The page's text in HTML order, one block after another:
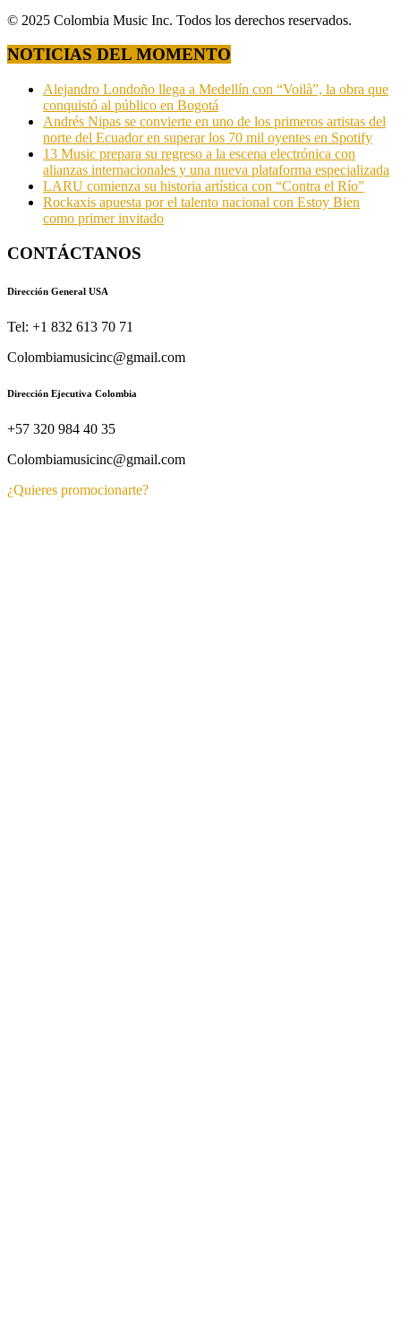
© 2025 Colombia Music Inc. Todos los derechos reservados.
NOTICIAS DEL MOMENTO
Alejandro Londoño llega a Medellín con “Voilà”, la obra que
conquistó al público en Bogotá
Andrés Nipas se convierte en uno de los primeros artistas del
norte del Ecuador en superar los 70 mil oyentes en Spotify
13 Music prepara su regreso a la escena electrónica con
alianzas internacionales y una nueva plataforma especializada
LARU comienza su historia artística con “Contra el Río”
Rockaxis apuesta por el talento nacional con Estoy Bien
como primer invitado
CONTÁCTANOS
Dirección General USA
Tel: +1 832 613 70 71
Colombiamusicinc@gmail.com
Dirección Ejecutiva Colombia
+57 320 984 40 35
Colombiamusicinc@gmail.com
¿Quieres promocionarte?